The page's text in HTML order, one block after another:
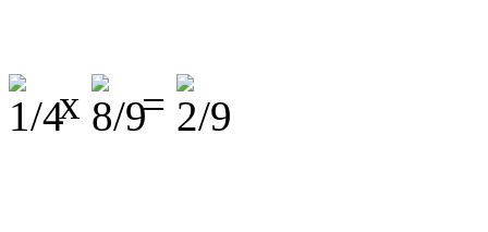
x =